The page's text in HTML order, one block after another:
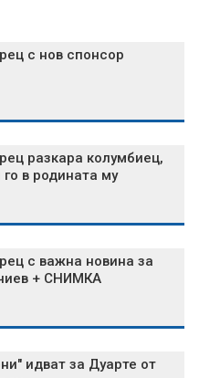
с нов спонсор
разкара колумбиец,
го в родината му
с важна новина за
+ СНИМКА
идват за Дуарте от